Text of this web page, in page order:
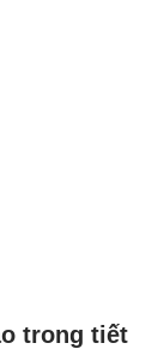
trong tiết